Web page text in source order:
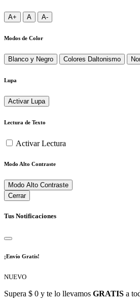
A+ A A-
Modos de Color
Blanco y Negro Colores Daltonismo
Lupa
Activar Lupa
Lectura de Texto
Activar Lectura
Modo Alto Contraste
Modo Alto Contraste
Cerrar
Tus Notificaciones
¡Envío Gratis!
NUEVO
Supera $ 0 y te lo llevamos GRATIS a